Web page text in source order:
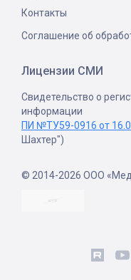
Контакты
Соглашение об
Лицензии СМИ
Свидетельство о
информации
ПИ №ТУ59-0916 от
Шахтер")
© 2014-2026 ООО